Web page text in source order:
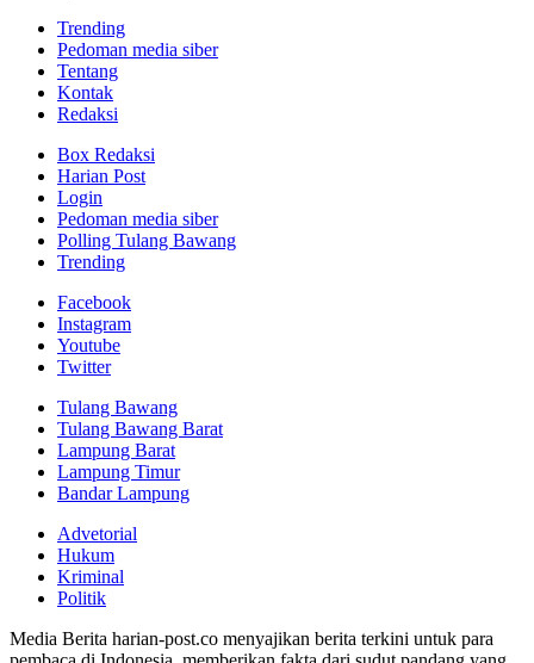
Trending
Pedoman media siber
Tentang
Kontak
Redaksi
Box Redaksi
Harian Post
Login
Pedoman media siber
Polling Tulang Bawang
Trending
Facebook
Instagram
Youtube
Twitter
Tulang Bawang
Tulang Bawang Barat
Lampung Barat
Lampung Timur
Bandar Lampung
Advetorial
Hukum
Kriminal
Politik
Media Berita harian-post.co menyajikan berita terkini untuk para